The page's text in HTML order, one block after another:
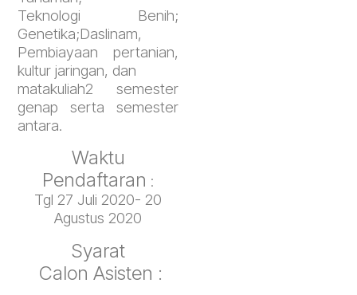
Teknologi Benih;
Genetika;Daslinam,
Pembiayaan pertanian,
kultur jaringan, dan
matakuliah2 semester
genap serta semester
antara.
Waktu
Pendaftaran :
Tgl 27 Juli 2020- 20
Agustus 2020
Syarat
Calon Asisten :